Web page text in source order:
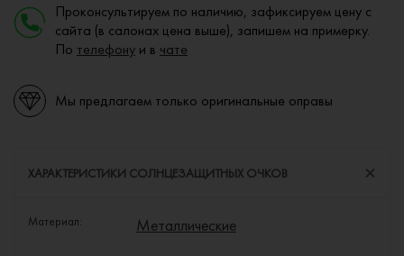
Проконсультируем по наличию, зафиксируем цену с
сайта (в салонах цена выше), запишем на примерку.
По телефону и в чате
Мы предлагаем только оригинальные оправы
ХАРАКТЕРИСТИКИ СОЛНЦЕЗАЩИТНЫХ ОЧКОВ
Материал: Металлические